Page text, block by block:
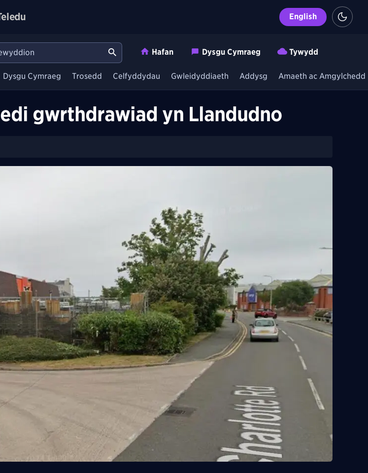
English
Hafan Dysgu Cymraeg Tywydd
Dysgu Cymraeg Trosedd Celfyddydau Gwleidyddiaeth Addysg Amaeth ac Amgylchedd
gwrthdrawiad yn Llandudno